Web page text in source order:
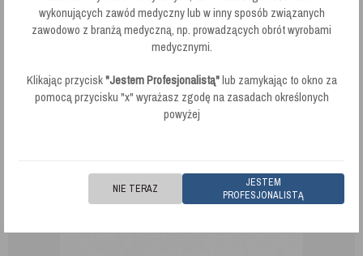
przeznaczone do użytku w miejscach użyteczności publicznej. W
zależności preferencji klientów lub ilości osób korzystających z
dozowników znajdą Państwo w naszej ofercie ręczniki w roli i
celulozy lub zielonej, białej, niebieskiej, makulatury. Nowoczesnym i
ekonomicznym rozwiązaniem, w którym ważna jest zarówno cena
jak i jakość jest celuloza pochodząca z recyklingu kartonów typu
wykonujących zawód medyczny lub w inny sposób związanych
zawodowo z branżą medyczną, np. prowadzących obrót wyrobami
medycznymi.
Klikając przycisk"Jestem Profesjonalistą"lub zamykając to okno za
pomocą przycisku "x" wyrażasz zgodę na zasadach określonych
powyżej
JESTEM
PROFESJONALISTĄ
NIE TERAZ